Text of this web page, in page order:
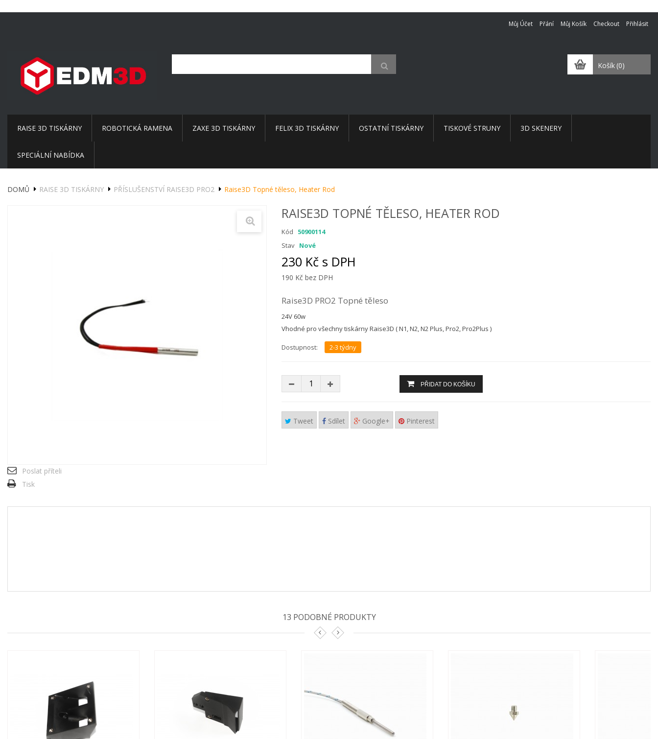
Můj Účet Přání Můj Košík Checkout Přihlásit
Košík (0)
RAISE 3D TISKÁRNY ROBOTICKÁ RAMENA ZAXE 3D TISKÁRNY FELIX 3D TISKÁRNY OSTATNÍ TISKÁRNY TISKOVÉ STRUNY 3D SKENERY
SPECIÁLNÍ NABÍDKA
DOMŮ RAISE 3D TISKÁRNY PŘÍSLUŠENSTVÍ RAISE3D PRO2 Raise3D Topné těleso, Heater Rod
Poslat příteli
Tisk
RAISE3D TOPNÉ TĚLESO, HEATER ROD
Kód
50900114
Stav Nové
230 Kč s DPH
190 Kč bez DPH
Raise3D PRO2 Topné těleso
24V 60w
Vhodné pro všechny tiskárny Raise3D ( N1, N2, N2 Plus, Pro2, Pro2Plus )
Dostupnost: 2-3 týdny
PŘIDAT DO KOŠÍKU
Tweet Sdílet Google+ Pinterest
13 PODOBNÉ PRODUKTY